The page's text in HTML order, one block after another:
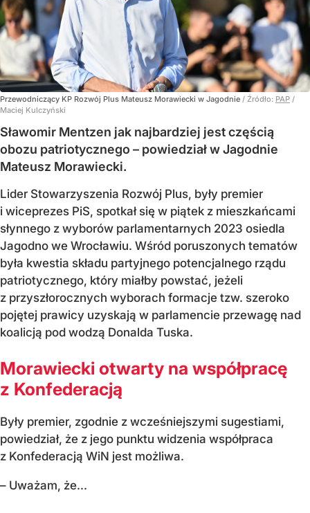
Przewodniczący KP Rozwój Plus Mateusz Morawiecki w Jagodnie / Źródło: PAP /
Maciej Kulczyński
Sławomir Mentzen jak najbardziej jest częścią
obozu patriotycznego – powiedział w Jagodnie
Mateusz Morawiecki.
Lider Stowarzyszenia Rozwój Plus, były premier
i wiceprezes PiS, spotkał się w piątek z mieszkańcami
słynnego z wyborów parlamentarnych 2023 osiedla
Jagodno we Wrocławiu. Wśród poruszonych tematów
była kwestia składu partyjnego potencjalnego rządu
patriotycznego, który miałby powstać, jeżeli
z przyszłorocznych wyborach formacje tzw. szeroko
pojętej prawicy uzyskają w parlamencie przewagę nad
koalicją pod wodzą Donalda Tuska.
Morawiecki otwarty na współpracę
z Konfederacją
Były premier, zgodnie z wcześniejszymi sugestiami,
powiedział, że z jego punktu widzenia współpraca
z Konfederacją WiN jest możliwa.
– Uważam, że...